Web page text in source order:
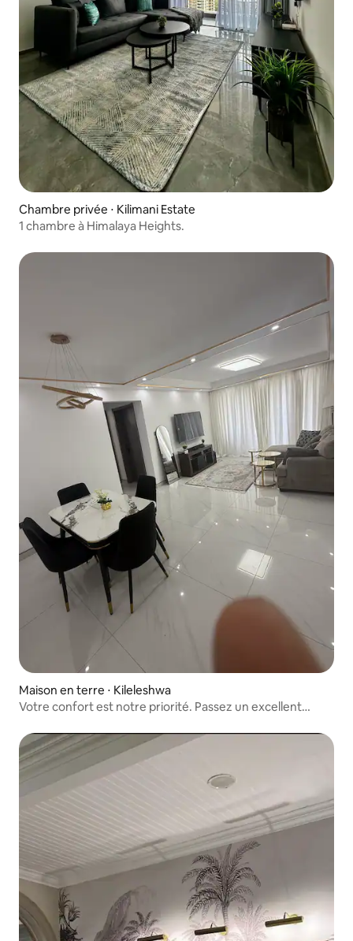
Chambre privée ⋅ Kilimani Estate
1 chambre à Himalaya Heights.
Maison en terre ⋅ Kileleshwa
Votre confort est notre priorité. Passez un excellent